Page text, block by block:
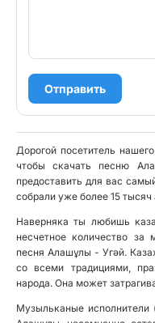
Отправить
Дорогой посетитель
чтобы скачать песню
предоставить для вас
собрали уже более 15 тысяч
Наверняка ты любишь
несчетное количество за
песня Алашұлы - Угәй.
со всеми традициями,
народа. Она может
Музыльканые исполнители